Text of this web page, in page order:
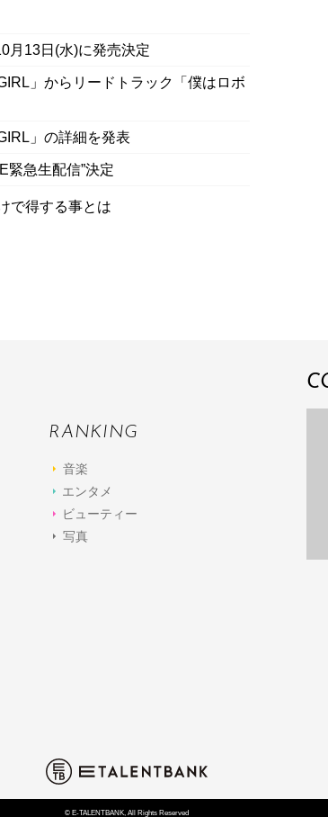
月13日(水)に発売決定
」からリードトラック「僕はロボ
」の詳細を発表
緊急生配信”決定
で得する事とは
RANKING
音楽
エンタメ
ビューティー
写真
© E-TALENTBANK, All Rights Reserved